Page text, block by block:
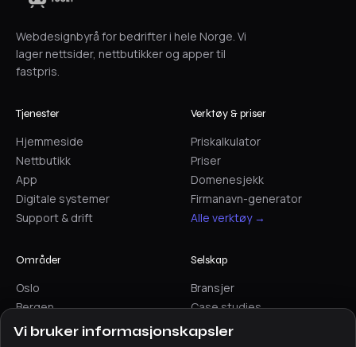
Webdesignbyrå for bedrifter i hele Norge. Vi
lager nettsider, nettbutikker og apper til
fastpris.
Tjenester
Hjemmeside
Nettbutikk
App
Digitale systemer
Support & drift
Verktøy & priser
Priskalkulator
Priser
Domenesjekk
Firmanavn-generator
Alle verktøy →
Områder
Oslo
Bergen
Trondheim
Selskap
Bransjer
Case studies
Artikler
Vi bruker informasjonskapsler